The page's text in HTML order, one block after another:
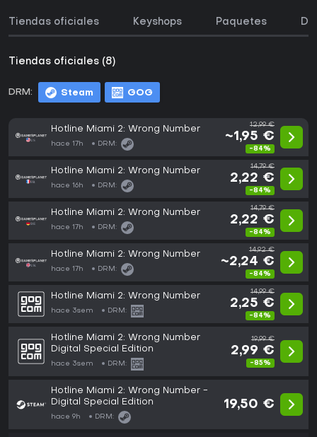
Tiendas oficiales Keyshops Paquetes
Tiendas oficiales (8)
DRM: Steam GOG
Hotline Miami 2: Wrong Number
hace 17h DRM:
12,99 €
~1,95 €
-84%
Hotline Miami 2: Wrong Number
hace 16h DRM:
14,79 €
2,22 €
-84%
Hotline Miami 2: Wrong Number
hace 17h DRM:
14,79 €
2,22 €
-84%
Hotline Miami 2: Wrong Number
hace 17h DRM:
14,92 €
~2,24 €
-84%
Hotline Miami 2: Wrong Number
hace 3sem DRM:
14,99 €
2,25 €
-84%
Hotline Miami 2: Wrong Number
Digital Special Edition
hace 3sem DRM:
19,99 €
2,99 €
-85%
Hotline Miami 2: Wrong Number -
Digital Special Edition
hace 9h DRM:
19,50 €